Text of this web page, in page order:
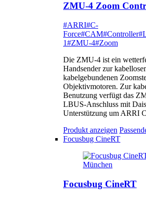
ZMU-4 Zoom
#ARRI#C-
Force#CAM#Controller
1#ZMU-4#Zoom
Die ZMU-4 ist ein
Handsender zur
kabelgebundenen
Objektivmotoren. Zur
Benutzung verfügt das
LBUS-Anschluss mit
Unterstützung um ARRI
Produkt anzeigen
Focusbug CineRT
Focusbug CineRT